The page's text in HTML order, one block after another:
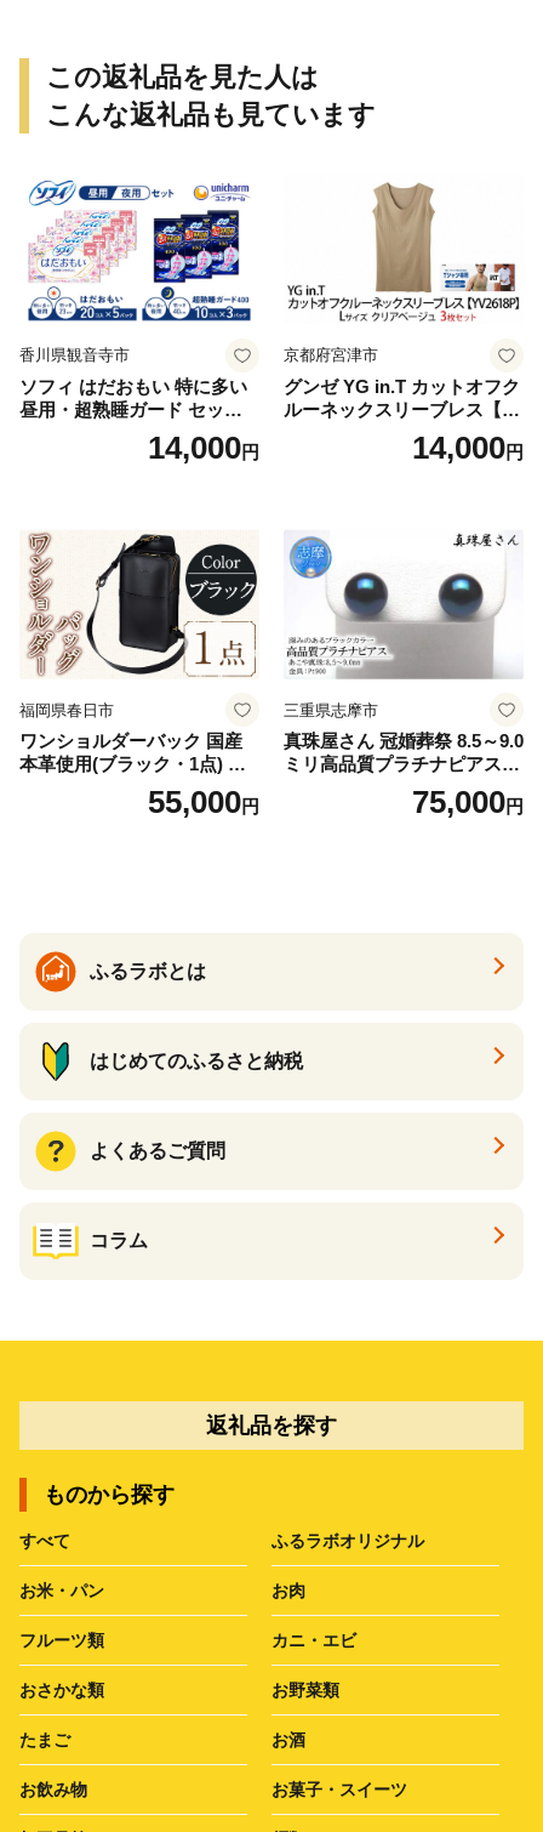
この返礼品を見た人は
こんな返礼品も見ています
香川県観音寺市
ソフィ はだおもい 特に多い
昼用・超熟睡ガード セット
羽付き ナプキン 生理用品 サ
ニタリー ユニ・チャーム
14,000円
京都府宮津市
グンゼ YG in.T カットオフク
ルーネックスリーブレス【Y
V2618P】Lサイズ クリアベ
ージュ3枚セット [№5716-04
14,000円
福岡県春日市
ワンショルダーバック 国産
本革使用(ブラック・1点) 鞄
バック バッグ カバン レザー
国産 日本製 牛革 黒 革 革製
55,000円
三重県志摩市
真珠屋さん 冠婚葬祭 8.5～9.0
ミリ高品質プラチナピアス P
t900 志摩産アコヤ真珠 ブラ
ックパール 黒真珠75,000円
ふるラボとは
はじめてのふるさと納税
よくあるご質問
コラム
返礼品を探す
ものから探す
すべて ふるラボオリジナル
お米・パン お肉
フルーツ類 カニ・エビ
おさかな類 お野菜類
たまご お酒
お飲み物 お菓子・スイーツ